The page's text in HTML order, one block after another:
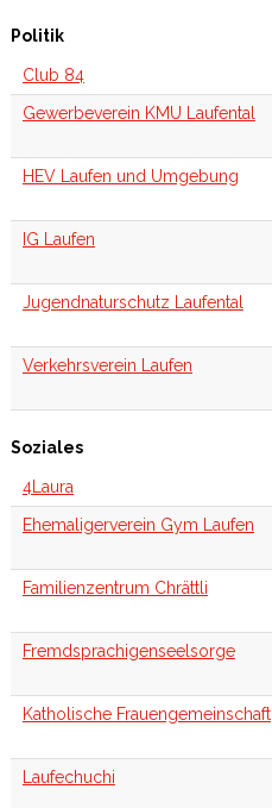
Politik
Club 84
Gewerbeverein KMU Laufental
HEV Laufen und Umgebung
IG Laufen
Jugendnaturschutz Laufental
Verkehrsverein Laufen
Soziales
4Laura
Ehemaligerverein Gym Laufen
Familienzentrum Chrättli
Fremdsprachigenseelsorge
Katholische Frauengemeinschaft
Laufechuchi